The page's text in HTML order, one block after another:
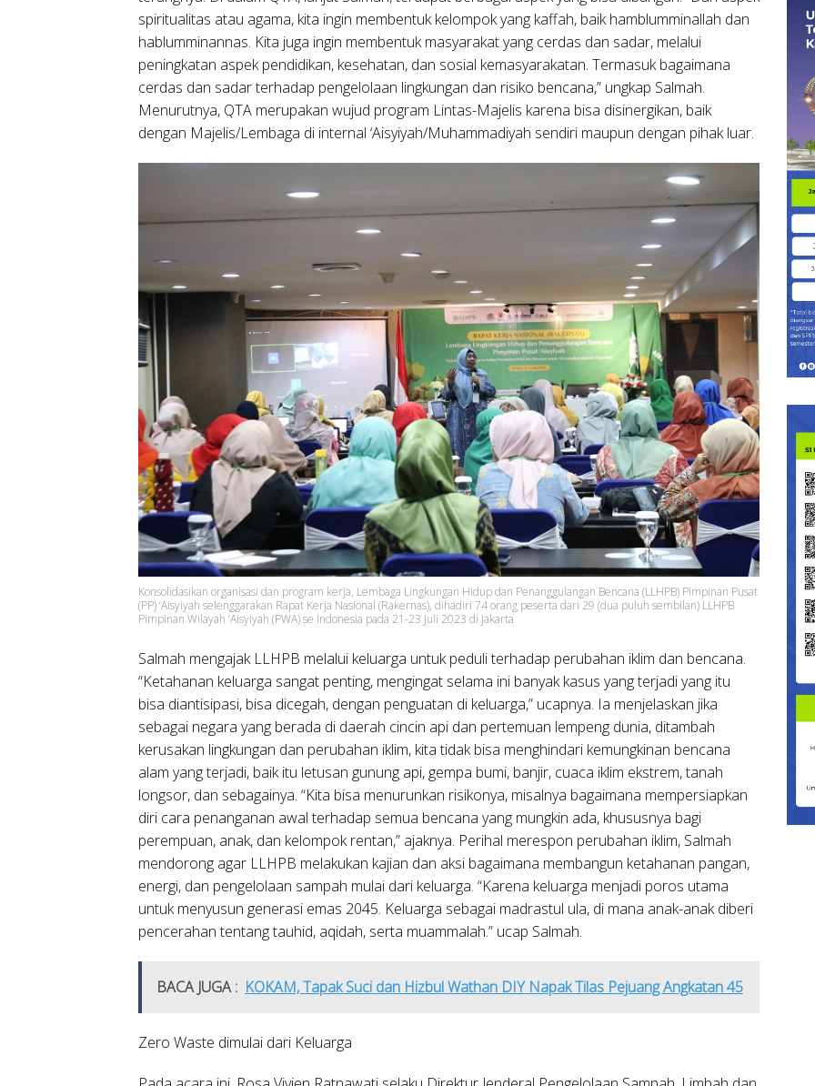
spiritualitas atau agama, kita ingin membentuk kelompok yang kaffah, baik hamblumminallah dan
hablumminannas. Kita juga ingin membentuk masyarakat yang cerdas dan sadar, melalui
peningkatan aspek pendidikan, kesehatan, dan sosial kemasyarakatan. Termasuk bagaimana
cerdas dan sadar terhadap pengelolaan lingkungan dan risiko bencana,” ungkap Salmah.
Menurutnya, QTA merupakan wujud program Lintas-Majelis karena bisa disinergikan, baik
dengan Majelis/Lembaga di internal ‘Aisyiyah/Muhammadiyah sendiri maupun dengan pihak luar.
Konsolidasikan organisasi dan program kerja, Lembaga Lingkungan Hidup dan Penanggulangan Bencana (LLHPB) Pimpinan Pusat
(PP) ‘Aisyiyah selenggarakan Rapat Kerja Nasional (Rakernas), dihadiri 74 orang peserta dari 29 (dua puluh sembilan) LLHPB
Pimpinan Wilayah ‘Aisyiyah (PWA) se Indonesia pada 21-23 Juli 2023 di Jakarta
Salmah mengajak LLHPB melalui keluarga untuk peduli terhadap perubahan iklim dan bencana.
“Ketahanan keluarga sangat penting, mengingat selama ini banyak kasus yang terjadi yang itu
bisa diantisipasi, bisa dicegah, dengan penguatan di keluarga,” ucapnya. Ia menjelaskan jika
sebagai negara yang berada di daerah cincin api dan pertemuan lempeng dunia, ditambah
kerusakan lingkungan dan perubahan iklim, kita tidak bisa menghindari kemungkinan bencana
alam yang terjadi, baik itu letusan gunung api, gempa bumi, banjir, cuaca iklim ekstrem, tanah
longsor, dan sebagainya. “Kita bisa menurunkan risikonya, misalnya bagaimana mempersiapkan
diri cara penanganan awal terhadap semua bencana yang mungkin ada, khususnya bagi
perempuan, anak, dan kelompok rentan,” ajaknya. Perihal merespon perubahan iklim, Salmah
mendorong agar LLHPB melakukan kajian dan aksi bagaimana membangun ketahanan pangan,
energi, dan pengelolaan sampah mulai dari keluarga. “Karena keluarga menjadi poros utama
untuk menyusun generasi emas 2045. Keluarga sebagai madrastul ula, di mana anak-anak diberi
pencerahan tentang tauhid, aqidah, serta muammalah.” ucap Salmah.
BACA JUGA : KOKAM, Tapak Suci dan Hizbul Wathan DIY Napak Tilas Pejuang Angkatan 45
Zero Waste dimulai dari Keluarga